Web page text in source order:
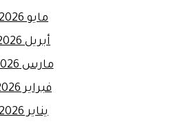
مايو 2026
أبريل 2026
مارس 2026
فبراير 2026
يناير 2026